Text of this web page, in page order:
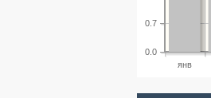
янв
0.0
0.7